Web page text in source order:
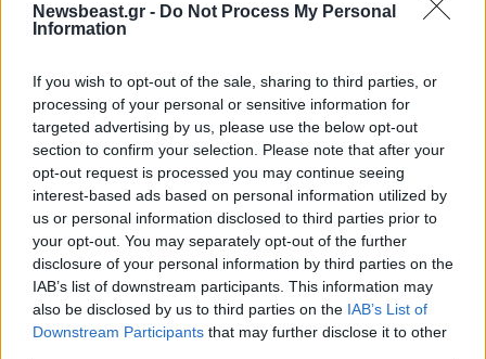
Newsbeast.gr - Do Not Process My Personal
Information
If you wish to opt-out of the sale, sharing to third parties, or
processing of your personal or sensitive information for
targeted advertising by us, please use the below opt-out
section to confirm your selection. Please note that after your
opt-out request is processed you may continue seeing
interest-based ads based on personal information utilized by
us or personal information disclosed to third parties prior to
your opt-out. You may separately opt-out of the further
disclosure of your personal information by third parties on the
IAB’s list of downstream participants. This information may
also be disclosed by us to third parties on the IAB’s List of
Downstream Participants that may further disclose it to other
ΕΛΛΑΔΑ06·08·2026 21:47
Τραγωδία στα Μάλια: «Ο πανικός τη σκότωσε»
– Τι λένε μάρτυρες για τη 42χρονη Ολλανδή
που πνίγηκε προσπαθώντας να σώσει τη φίλη
της